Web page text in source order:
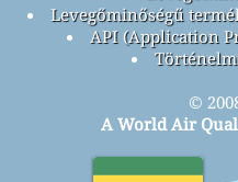
Levegőminőségű
API (Application
©
A World Air